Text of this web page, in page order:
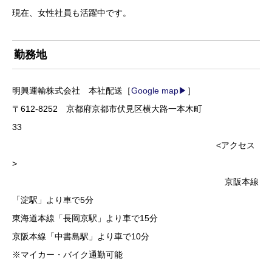
現在、女性社員も活躍中です。
勤務地
明興運輸株式会社 本社配送［Google map▶ ］
〒612-8252 京都府京都市伏見区横大路一本木町
33
<アクセス
>
京阪本線
「淀駅」より車で5分
東海道本線「長岡京駅」より車で15分
京阪本線「中書島駅」より車で10分
※マイカー・バイク通勤可能